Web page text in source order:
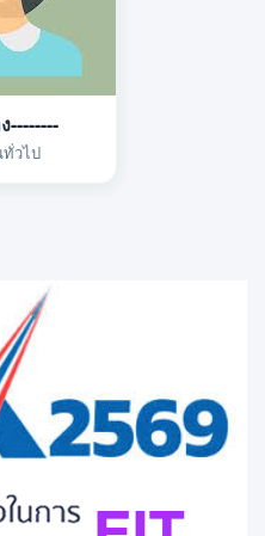
--------
วไป